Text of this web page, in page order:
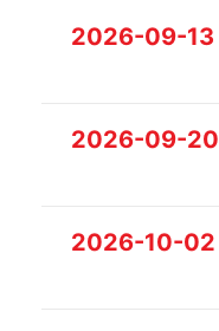
2026-09-13
2026-09-20
2026-10-02